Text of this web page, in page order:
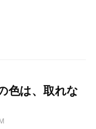
色は、取れな